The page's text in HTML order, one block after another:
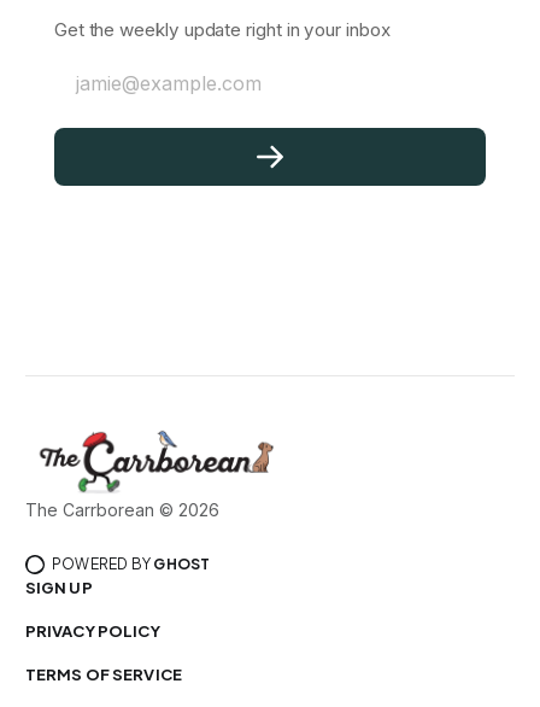
Get the weekly update right in your inbox
jamie@example.com
The Carrborean © 2026
POWERED BY GHOST
SIGN UP
PRIVACY POLICY
TERMS OF SERVICE